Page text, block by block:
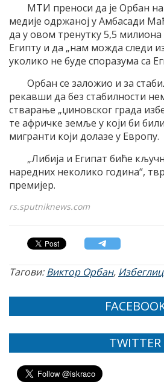
МТИ преноси да је Орбан
медије одржаној у Амбасади
да у овом тренутку 5,5
Египту и да „нам можда следи
уколико не буде споразума са
Орбан се заложио и за
рекавши да без стабилности
стварање „џиновског града
те афричке земље у који би
мигранти који долазе у Европу.
„Либија и Египат биће
наредних неколико година“,
премијер.
rs.sputniknews.com
Тагови:Виктор Орбан,
TWITTER